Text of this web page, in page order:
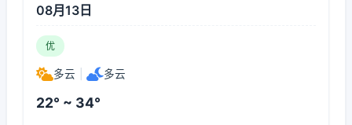
08月13日
优
多云 多云
22° ~ 34°